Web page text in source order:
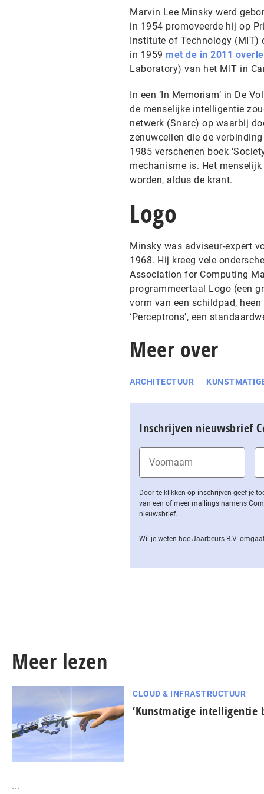
Marvin Lee Minsky werd
in 1954 promoveerde hij op
Institute of Technology (MIT)
in 1959 met de in 2011
Laboratory) van het MIT in
In een ‘In Memoriam’ in De
de menselijke intelligentie
netwerk (Snarc) op waarbij
zenuwcellen die de
1985 verschenen boek
mechanisme is. Het
worden, aldus de krant.
Logo
Minsky was adviseur-expert
1968. Hij kreeg vele
Association for Computing
programmeertaal Logo (een
vorm van een schildpad,
‘Perceptrons’, een
Meer over
ARCHITECTUUR
Inschrijven nieuwsbrief
Door te klikken op inschrijven geef je
van een of meer mailings namens
nieuwsbrief.
Wil je weten hoe Jaarbeurs B.V.
Meer lezen
CLOUD & INFRASTRUCTUUR
‘Kunstmatige intelligentie
...